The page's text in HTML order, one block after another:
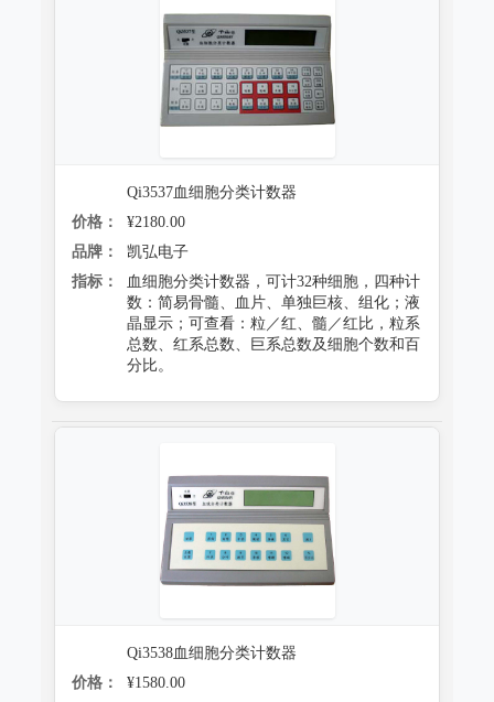
Qi3537血细胞分类计数器
价格：
¥2180.00
品牌：
凯弘电子
指标：
血细胞分类计数器，可计32种细胞，四种计
数：简易骨髓、血片、单独巨核、组化；液
晶显示；可查看：粒／红、髓／红比，粒系
总数、红系总数、巨系总数及细胞个数和百
分比。
Qi3538血细胞分类计数器
价格：
¥1580.00